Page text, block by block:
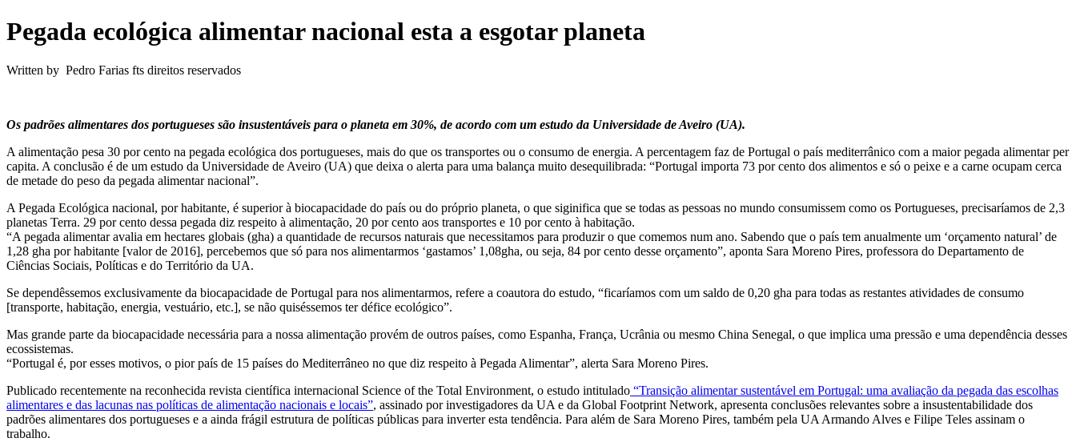
Pegada ecológica alimentar nacional esta a esgotar planeta
Written by Pedro Farias fts direitos reservados
Os padrões alimentares dos portugueses são insustentáveis para o planeta em 30%, de acordo com um estudo da Universidade de Aveiro (UA).
A alimentação pesa 30 por cento na pegada ecológica dos portugueses, mais do que os transportes ou o consumo de energia. A percentagem faz de Portugal o país mediterrânico com a maior pegada alimentar per
capita. A conclusão é de um estudo da Universidade de Aveiro (UA) que deixa o alerta para uma balança muito desequilibrada: “Portugal importa 73 por cento dos alimentos e só o peixe e a carne ocupam cerca
de metade do peso da pegada alimentar nacional”.
A Pegada Ecológica nacional, por habitante, é superior à biocapacidade do país ou do próprio planeta, o que siginifica que se todas as pessoas no mundo consumissem como os Portugueses, precisaríamos de 2,3
planetas Terra. 29 por cento dessa pegada diz respeito à alimentação, 20 por cento aos transportes e 10 por cento à habitação.
“A pegada alimentar avalia em hectares globais (gha) a quantidade de recursos naturais que necessitamos para produzir o que comemos num ano. Sabendo que o país tem anualmente um ‘orçamento natural’ de
1,28 gha por habitante [valor de 2016], percebemos que só para nos alimentarmos ‘gastamos’ 1,08gha, ou seja, 84 por cento desse orçamento”, aponta Sara Moreno Pires, professora do Departamento de
Ciências Sociais, Políticas e do Território da UA.
Se dependêssemos exclusivamente da biocapacidade de Portugal para nos alimentarmos, refere a coautora do estudo, “ficaríamos com um saldo de 0,20 gha para todas as restantes atividades de consumo
[transporte, habitação, energia, vestuário, etc.], se não quiséssemos ter défice ecológico”.
Mas grande parte da biocapacidade necessária para a nossa alimentação provém de outros países, como Espanha, França, Ucrânia ou mesmo China Senegal, o que implica uma pressão e uma dependência desses
ecossistemas.
“Portugal é, por esses motivos, o pior país de 15 países do Mediterrâneo no que diz respeito à Pegada Alimentar”, alerta Sara Moreno Pires.
Publicado recentemente na reconhecida revista científica internacional Science of the Total Environment, o estudo intitulado “Transição alimentar sustentável em Portugal: uma avaliação da pegada das escolhas
alimentares e das lacunas nas políticas de alimentação nacionais e locais”, assinado por investigadores da UA e da Global Footprint Network, apresenta conclusões relevantes sobre a insustentabilidade dos
padrões alimentares dos portugueses e a ainda frágil estrutura de políticas públicas para inverter esta tendência. Para além de Sara Moreno Pires, também pela UA Armando Alves e Filipe Teles assinam o
trabalho.